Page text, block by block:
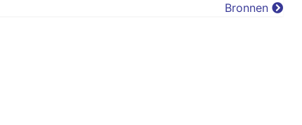
Bronnen